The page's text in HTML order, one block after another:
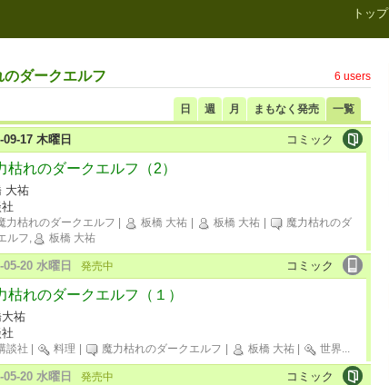
トップ
ダークエルフ 6 users
日 週 月 まもなく発売 一覧
コミック
09-17 木曜日
枯れのダークエルフ（2）
大祐
力枯れのダークエルフ 板橋 大祐 板橋 大祐
魔力枯れのダ
ルフ,
板橋 大祐
コミック
05-20 水曜日 発売中
枯れのダークエルフ（１）
祐
談社 料理 魔力枯れのダークエルフ 板橋 大祐 世界...
コミック
05-20 水曜日 発売中